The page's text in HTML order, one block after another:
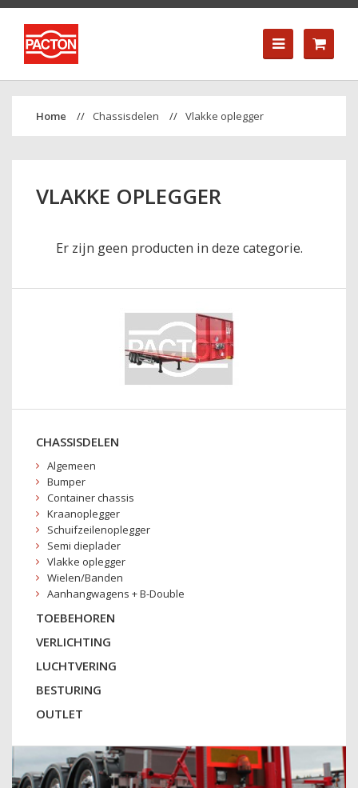
Chassisdelen Vlakke oplegger
VLAKKE OPLEGGER
Er zijn geen producten in deze categorie.
CHASSISDELEN
Algemeen
Bumper
Container chassis
Kraanoplegger
Schuifzeilenoplegger
Semi dieplader
Vlakke oplegger
Wielen/Banden
Aanhangwagens + B-Double
TOEBEHOREN
VERLICHTING
LUCHTVERING
BESTURING
OUTLET